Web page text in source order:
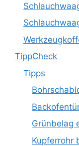
TippCheck
Tipps
Grünbelag
Kupferrohr